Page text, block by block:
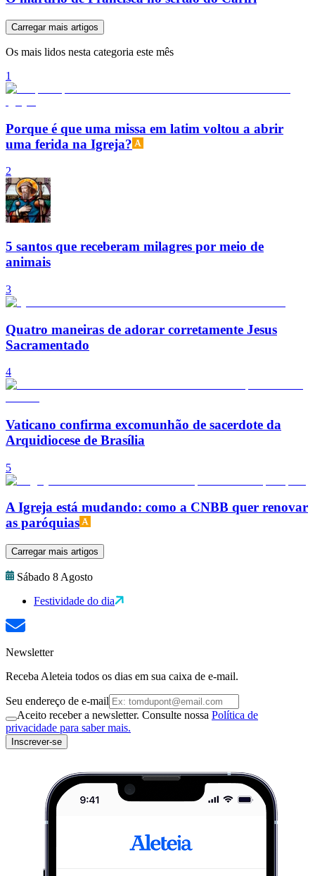
Carregar mais artigos
Os mais lidos nesta categoria este mês
1
Porque é que uma missa em latim voltou a abrir
uma ferida na Igreja?
2
5 santos que receberam milagres por meio de
animais
3
Quatro maneiras de adorar corretamente Jesus
Sacramentado
4
Vaticano confirma excomunhão de sacerdote da
Arquidiocese de Brasília
5
A Igreja está mudando: como a CNBB quer renovar
as paróquias
Carregar mais artigos
Sábado 8 Agosto
Festividade do dia
Newsletter
Receba Aleteia todos os dias em sua caixa de e-mail.
Seu endereço de e-mail
Aceito receber a newsletter. Consulte nossa Política de
privacidade para saber mais.
Inscrever-se